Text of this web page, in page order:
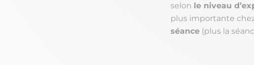
selon le niveau
plus importante
séance(plus la